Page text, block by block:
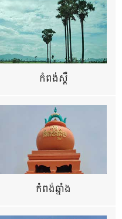
កំពង់ស្ពឺ
កំពង់ឆ្នាំង